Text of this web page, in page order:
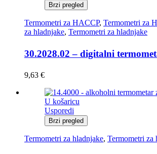
Brzi pregled
Termometri za HACCP, Termometri za
za hladnjake, Termometri za hladnjake
30.2028.02 – digitalni
9,63 €
U košaricu
Usporedi
Brzi pregled
Termometri za hladnjake, Termometri za